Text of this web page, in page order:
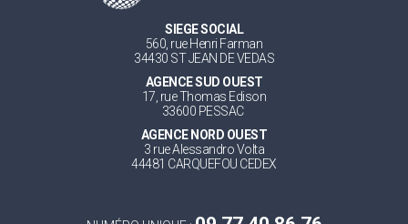
SIEGE SOCIAL
560, rue Henri Farman
34430 ST JEAN DE VEDAS
AGENCE SUD OUEST
17, rue Thomas Edison
33600 PESSAC
AGENCE NORD OUEST
3 rue Alessandro Volta
44481 CARQUEFOU CEDEX